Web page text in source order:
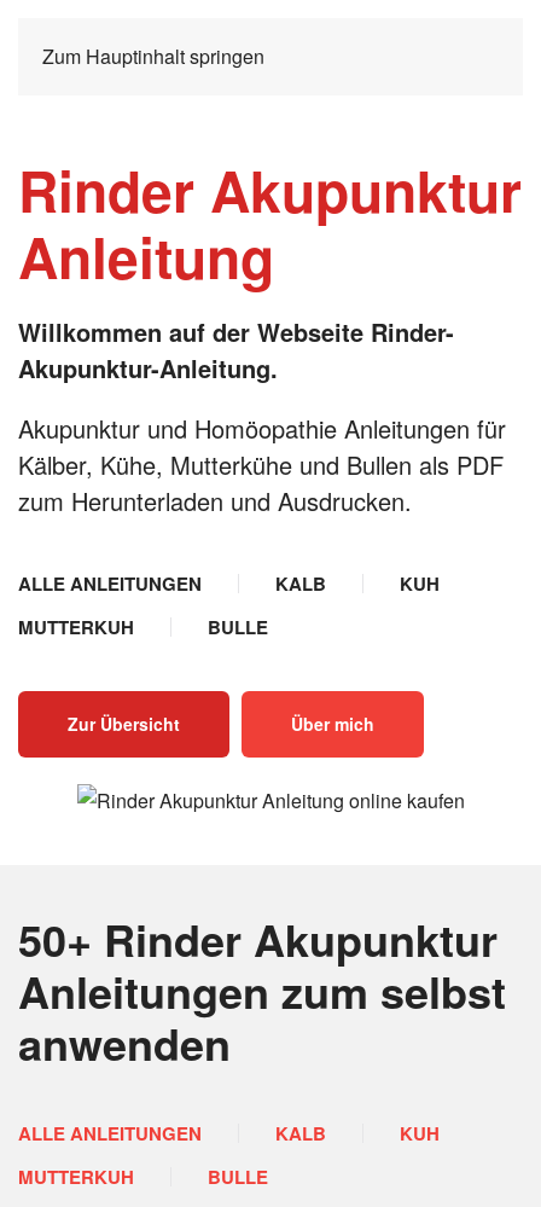
Zum Hauptinhalt springen
Rinder Akupunktur
Anleitung
Willkommen auf der Webseite Rinder-
Akupunktur-Anleitung.
Akupunktur und Homöopathie Anleitungen für
Kälber, Kühe, Mutterkühe und Bullen als PDF
zum Herunterladen und Ausdrucken.
ALLE ANLEITUNGEN KALB
KUH
MUTTERKUH
BULLE
Zur Übersicht Über mich
50+ Rinder Akupunktur
Anleitungen zum selbst
anwenden
ALLE ANLEITUNGEN KALB
KUH
MUTTERKUH
BULLE